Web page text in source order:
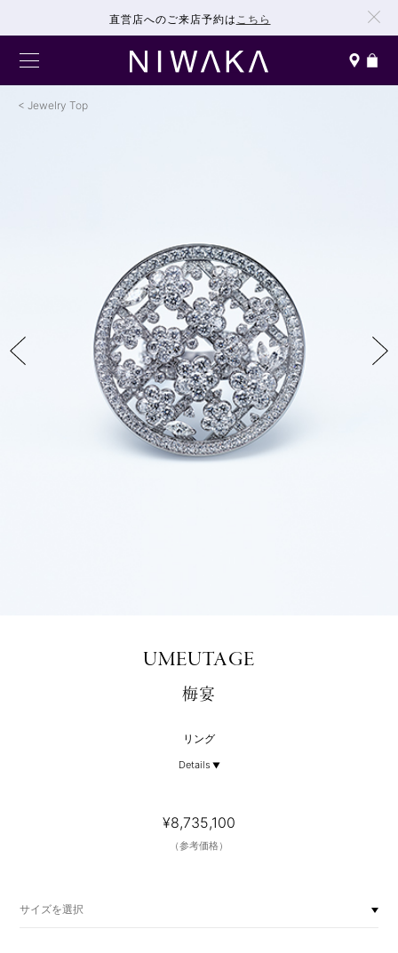
直営店へのご来店予約は こちら
Jewelry Top
UMEUTAGE
梅宴
リング
Details
¥8,735,100
（参考価格）
サイズを選択